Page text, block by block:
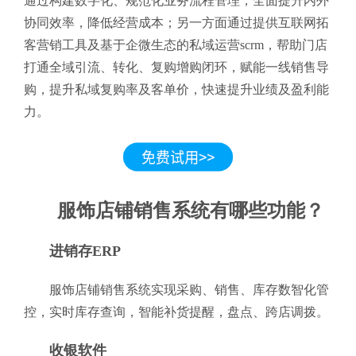
协同效率，降低经营成本；另一方面通过提供互联网拓
客营销工具及基于企微生态的私域运营scrm，帮助门店
打通全域引流、转化、复购增购闭环，赋能一线销售导
购，提升私域复购率及客单价，快速提升业绩及盈利能
力。
服饰店铺销售系统有哪些功能？
进销存ERP
服饰店铺销售系统实现采购、销售、库存数智化管
控，实时库存查询，智能补货提醒，盘点、跨店调拨。
收银软件